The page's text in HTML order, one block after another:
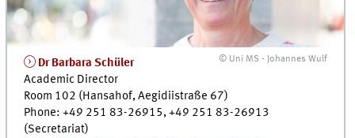
© Uni MS - Johannes Wulf
DrBarbara Schüler
Academic Director
Room 102 (Hansahof, Aegidiistraße 67)
Phone: +49 251 83-26915, +49 251 83-26913
(Secretariat)